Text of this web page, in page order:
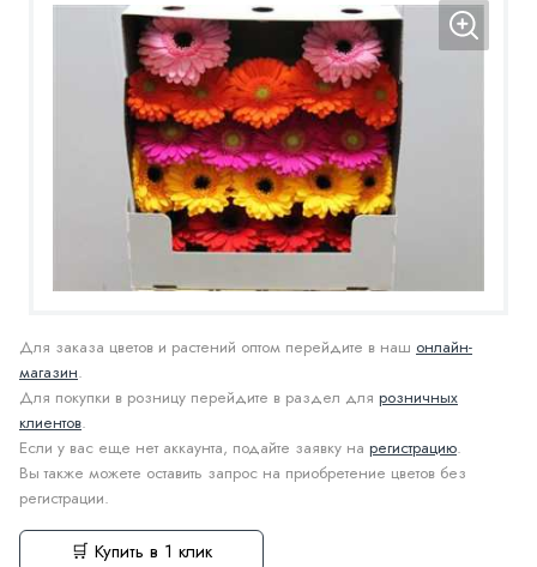
Для заказа цветов и растений оптом перейдите в наш онлайн-
магазин.
Для покупки в розницу перейдите в раздел для розничных
клиентов.
Если у вас еще нет аккаунта, подайте заявку на регистрацию.
Вы также можете оставить запрос на приобретение цветов без
регистрации.
🛒 Купить в 1 клик